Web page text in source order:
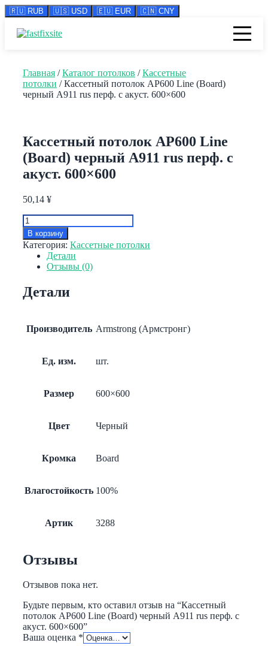
🇷🇺 RUB 🇺🇸 USD 🇪🇺 EUR 🇨🇳 CNY
Главная /Каталог потолков /Кассетные
потолки / Кассетный потолок AP600 Line (Board)
черный А911 rus перф. с акуст. 600×600
Кассетный потолок AP600 Line
(Board) черный А911 rus перф. с
акуст. 600×600
50,14 ¥
Количество
товара
Кассетный
потолок
AP600
черный
перф.
600x600
В корзину
Категория: Кассетные потолки
Детали
Отзывы (0)
Детали
Производитель Armstrong (Армстронг)
Ед. изм. шт.
Размер 600×600
Цвет Черный
Кромка Board
Влагостойкость 100%
Артик 3288
Отзывы
Отзывов пока нет.
Будьте первым, кто оставил отзыв на “Кассетный
потолок AP600 Line (Board) черный А911 rus перф. с
акуст. 600×600”
Ваша оценка *